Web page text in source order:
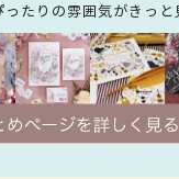
ったりの雰囲気がきっと